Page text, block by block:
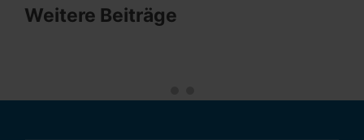
Weitere Beiträge